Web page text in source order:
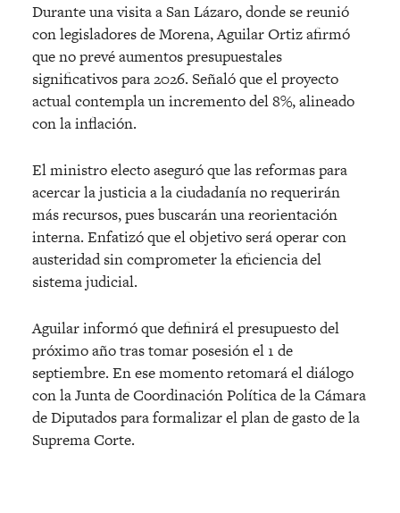
Durante una visita a San Lázaro, donde se reunió
con legisladores de Morena, Aguilar Ortiz afirmó
que no prevé aumentos presupuestales
significativos para 2026. Señaló que el proyecto
actual contempla un incremento del 8%, alineado
con la inflación.
El ministro electo aseguró que las reformas para
acercar la justicia a la ciudadanía no requerirán
más recursos, pues buscarán una reorientación
interna. Enfatizó que el objetivo será operar con
austeridad sin comprometer la eficiencia del
sistema judicial.
Aguilar informó que definirá el presupuesto del
próximo año tras tomar posesión el 1 de
septiembre. En ese momento retomará el diálogo
con la Junta de Coordinación Política de la Cámara
de Diputados para formalizar el plan de gasto de la
Suprema Corte.